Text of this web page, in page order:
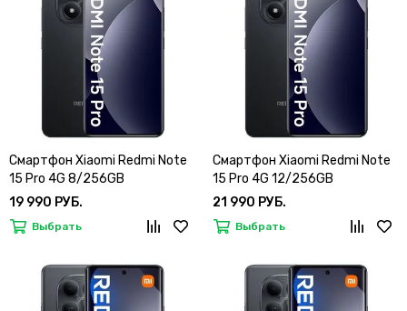
Смартфон Xiaomi Redmi Note
15 Pro 4G 8/256GB
19 990 РУБ.
Выбрать
Смартфон Xiaomi Redmi Note
15 Pro 4G 12/256GB
21 990 РУБ.
Выбрать